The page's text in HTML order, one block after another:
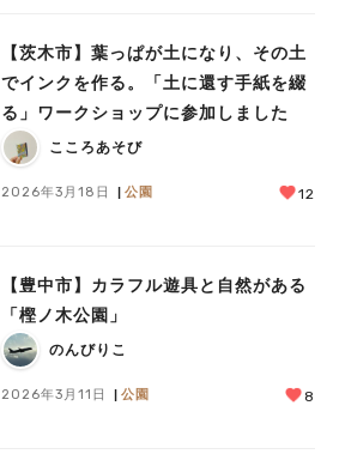
【茨木市】葉っぱが土になり、その土
でインクを作る。「土に還す手紙を綴
る」ワークショップに参加しました
こころあそび
2026年3月18日 公園 12
【豊中市】カラフル遊具と自然がある
「樫ノ木公園」
のんびりこ
2026年3月11日 公園 8